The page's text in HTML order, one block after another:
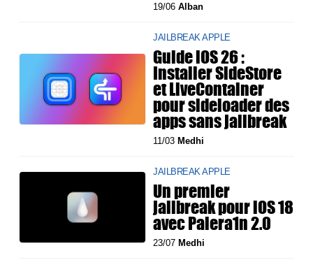
19/06Alban
JAILBREAK APPLE
Guide iOS 26 :
Installer SideStore
et LiveContainer
pour sideloader des
apps sans jailbreak
11/03 Medhi
JAILBREAK APPLE
Un premier
jailbreak pour iOS 18
avec Palera1n 2.0
23/07 Medhi